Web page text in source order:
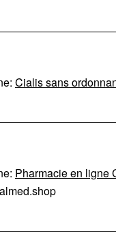
Cialis sans
Pharmacie en ligne